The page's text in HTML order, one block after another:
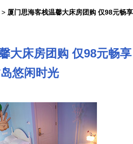
> 厦门思海客栈温馨大床房团购 仅98元畅享
大床房团购 仅98元畅享
悠闲时光